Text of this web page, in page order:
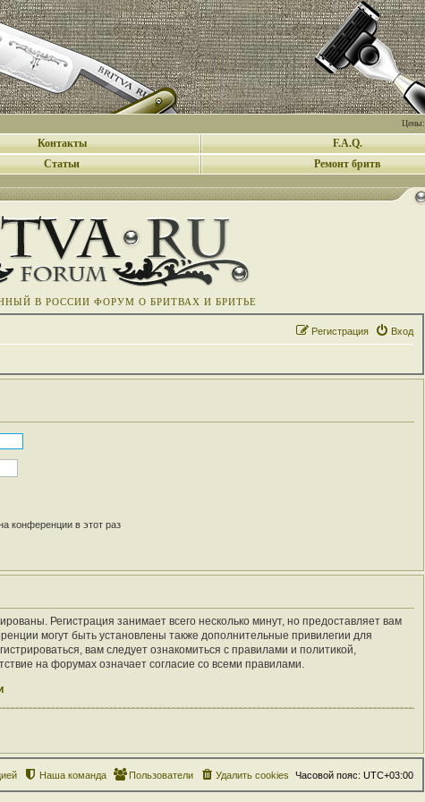
Цены:
Контакты
F.A.Q.
Статьи Ремонт бритв
В РОССИИ ФОРУМ О БРИТВАХ И БРИТЬЕ
Вход
Регистрация
конференции в этот раз
Регистрация занимает всего несколько минут, но предоставляет вам
могут быть установлены также дополнительные привилегии для
вам следует ознакомиться с правилами и политикой,
на форумах означает согласие со всеми правилами.
Часовой пояс: UTC+03:00
Удалить cookies
Пользователи
Наша команда